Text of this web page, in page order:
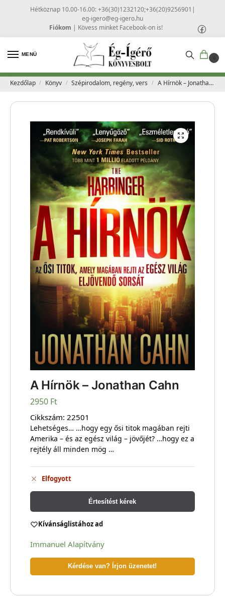
Hétköznap 10.00-16.00: +36(30)1232120;+36(20)9256901 |
eg-igero@eg-igero.hu
Fiókom | Kövess minket Facebook-on is!
MENÜ
0
Kezdőlap / Könyv / Szépirodalom, regény, vers / A Hírnök – Jonathan Cahn
A Hírnök – Jonathan Cahn
2950 Ft
Cikkszám: 22501
Lehetséges… …hogy egy ősi titok magában rejti
Amerika – és az egész világ – jövőjét? …hogy ez a
rejtély áll minden mög …
Elfogyott
Értesítést kérek
Kívánságlistához ad
Immanuel Alapítvány
Kérdése van? Írjon üzenetet!